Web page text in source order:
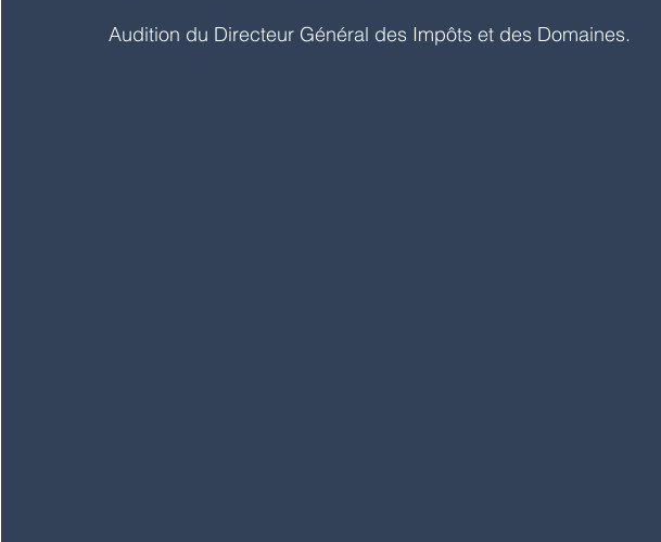
Audition du Directeur Général des Impôts et des Domaines.